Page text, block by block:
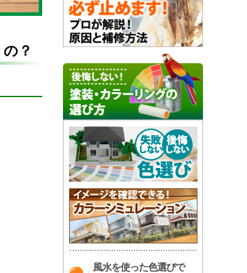
？
風水を使った色選びで